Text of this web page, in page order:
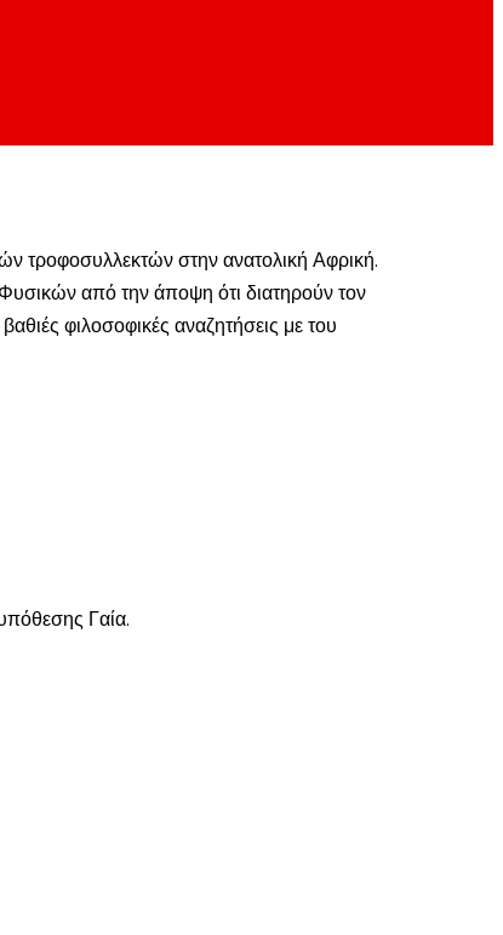
τροφοσυλλεκτών στην ανατολική Αφρική.
από την άποψη ότι διατηρούν τον
φιλοσοφικές αναζητήσεις με του
Γαία.